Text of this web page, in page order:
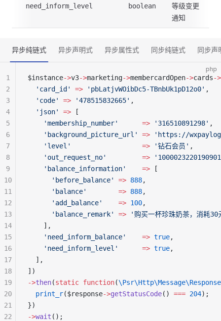
need_inform_level boolean
等级变更
通知
异步纯链式 异步声明式 异步属性式 同步纯链式 同步声
php
$instance->v3->marketing->membercardOpen->cards->
  'card_id'
=> 'pbLatjvWOibDc5-TBnbUk1pD12o0' ,
  'code'
=> '478515832665' ,
  'json'
=> [
    'membership_number'
      =>
'316510891298' ,
    'background_picture_url'
=> 'https://
    'level'
                  =>
'钻石会员' ,
    'out_request_no'
         =>
    'balance_information'
    =>
[
      'before_balance'
=> 888,
      'balance'
        =>
888,
      'add_balance'
    =>
100,
      'balance_remark'
=> '购买一杯珍珠奶茶，消耗
    ],
    'need_inform_balance'
    =>
true,
    'need_inform_level'
      =>
true,
  ],
])
->then(static function(
  print_r
($response->getStatusCode() === 204);
})
->wait ();
1
2
3
4
5
6
7
8
9
10
11
12
13
14
15
16
17
18
19
20
21
22